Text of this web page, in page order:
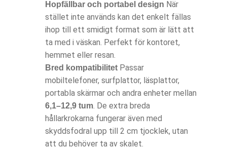
Hopfällbar och portabel design När
stället inte används kan det enkelt fällas
ihop till ett smidigt format som är lätt att
ta med i väskan. Perfekt för kontoret,
hemmet eller resan.
Bred kompatibilitet Passar
mobiltelefoner, surfplattor, läsplattor,
portabla skärmar och andra enheter mellan
6,1–12,9 tum . De extra breda
hållarkrokarna fungerar även med
skyddsfodral upp till 2 cm tjocklek, utan
att du behöver ta av skalet.